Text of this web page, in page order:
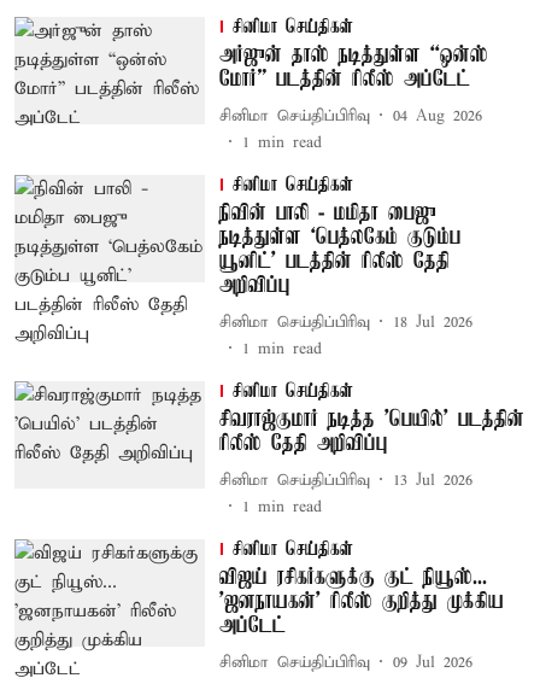
சினிமா செய்திகள்
அர்ஜுன் தாஸ் நடித்துள்ள “ஒன்ஸ்
மோர்” படத்தின் ரிலீஸ் அப்டேட்
சினிமா செய்திப்பிரிவு
04 Aug 2026
1 min read
சினிமா செய்திகள்
நிவின் பாலி - மமிதா பைஜு
நடித்துள்ள ‘பெத்லகேம் குடும்ப
யூனிட்' படத்தின் ரிலீஸ் தேதி
அறிவிப்பு
சினிமா செய்திப்பிரிவு
18 Jul 2026
1 min read
சினிமா செய்திகள்
சிவராஜ்குமார் நடித்த 'பெயில்' படத்தின்
ரிலீஸ் தேதி அறிவிப்பு
சினிமா செய்திப்பிரிவு
13 Jul 2026
1 min read
சினிமா செய்திகள்
விஜய் ரசிகர்களுக்கு குட் நியூஸ்...
'ஜனநாயகன்' ரிலீஸ் குறித்து முக்கிய
அப்டேட்
சினிமா செய்திப்பிரிவு
09 Jul 2026